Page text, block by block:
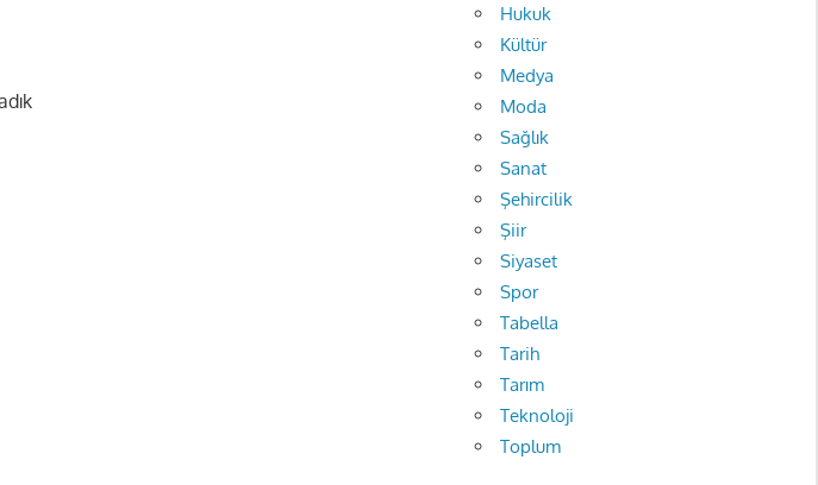
Hukuk
Kültür
Medya
Moda
Sağlık
Sanat
Şehircilik
Şiir
Siyaset
Spor
Tabella
Tarih
Tarım
Teknoloji
Toplum